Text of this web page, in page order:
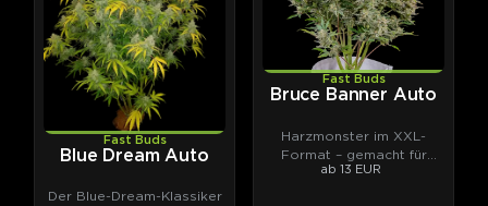
Fast Buds
Blue Dream Auto
Der Blue-Dream-Klassiker
Fast Buds
Bruce Banner Auto
Harzmonster im XXL-
Format – gemacht für
Hasch und Extrakte.
ab 13 EUR